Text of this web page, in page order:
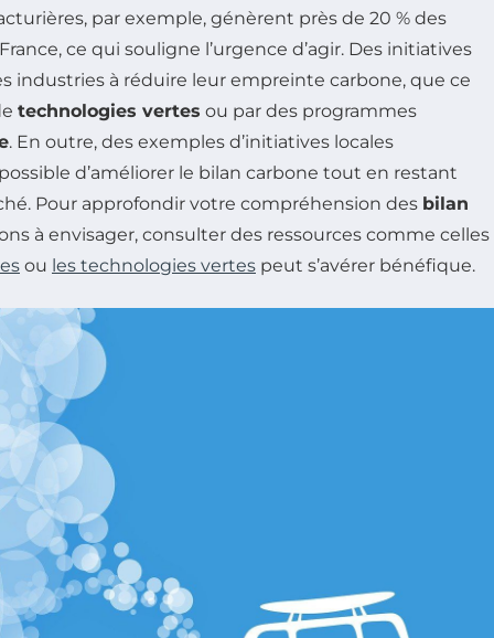
par exemple, génèrent près de 20 % des
ce qui souligne l’urgence d’agir. Des initiatives
industries à réduire leur empreinte carbone, que ce
technologies vertes ou par des programmes
. En outre, des exemples d’initiatives locales
d’améliorer le bilan carbone tout en restant
Pour approfondir votre compréhension des bilan
à envisager, consulter des ressources comme celles
ou les technologies vertes peut s’avérer bénéfique.